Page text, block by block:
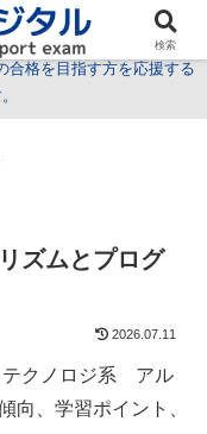
特集 お問い合わせ
合格を目指す方を応援する
ズムとプログ
2026.07.11
テクノロジ系 アル
、学習ポイント、
検索